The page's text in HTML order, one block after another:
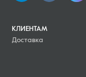
КЛИЕНТАМ
Доставка